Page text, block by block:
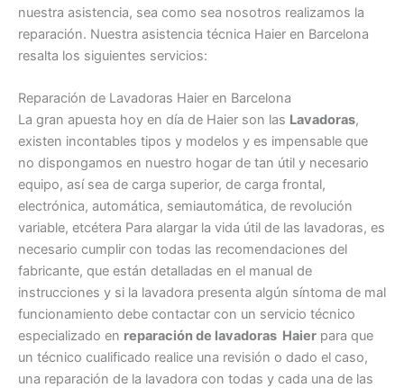
nuestra asistencia, sea como sea nosotros realizamos la
reparación. Nuestra asistencia técnica Haier en Barcelona
resalta los siguientes servicios:
Reparación de Lavadoras Haier en Barcelona
La gran apuesta hoy en día de Haier son las Lavadoras,
existen incontables tipos y modelos y es impensable que
no dispongamos en nuestro hogar de tan útil y necesario
equipo, así sea de carga superior, de carga frontal,
electrónica, automática, semiautomática, de revolución
variable, etcétera Para alargar la vida útil de las lavadoras, es
necesario cumplir con todas las recomendaciones del
fabricante, que están detalladas en el manual de
instrucciones y si la lavadora presenta algún síntoma de mal
funcionamiento debe contactar con un servicio técnico
especializado en reparación de lavadoras Haier para que
un técnico cualificado realice una revisión o dado el caso,
una reparación de la lavadora con todas y cada una de las